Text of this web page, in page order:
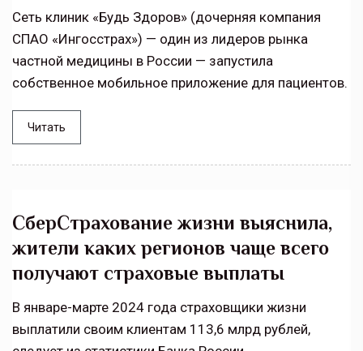
Сеть клиник «Будь Здоров» (дочерняя компания
СПАО «Ингосстрах») — один из лидеров рынка
частной медицины в России — запустила
собственное мобильное приложение для пациентов.
Читать
СберСтрахование жизни выяснила,
жители каких регионов чаще всего
получают страховые выплаты
В январе-марте 2024 года страховщики жизни
выплатили своим клиентам 113,6 млрд рублей,